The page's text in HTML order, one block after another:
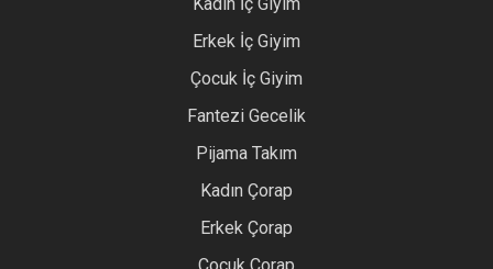
Erkek İç Giyim
Çocuk İç Giyim
Fantezi Gecelik
Pijama Takım
Kadın Çorap
Erkek Çorap